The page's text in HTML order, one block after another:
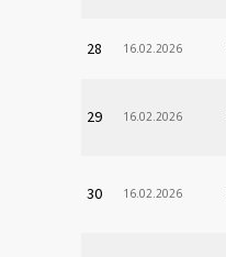
28 16.02.2026
29 16.02.2026
30 16.02.2026